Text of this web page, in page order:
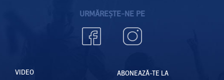
URMĂREȘTE-NE PE
VIDEO
ABONEAZĂ-TE LA